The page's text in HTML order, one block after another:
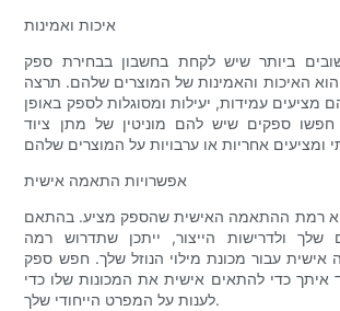
איכות ואמינות
ביותר שיש לקחת בחשבון בבחירת ספק
הוא האיכות והאמינות של המוצרים שלהם. תרצה
מציעים עמידות, יעילות ומסוגלות לספק באופן
חפשו ספקים שיש להם מוניטין של מתן ציוד
אפשרויות התאמה אישית
רמת ההתאמה האישית שהספק מציע. בהתאם
שלך ולדרישות הייצור, ייתכן שתדרוש רמה
עבור מכונת מילוי הנוזל שלך. חפש ספק
איתך כדי להתאים אישית את המכונות שלו כדי
לענות על המפרט הייחודי שלך.